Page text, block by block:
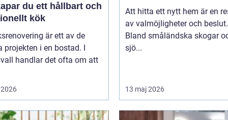
du ett hållbart och
kök
är ett av de
projekten i en bostad. I
handlar det ofta om att
Att hitta ett nytt hem är en
av valmöjligheter och beslut.
Bland småländska skogar
sjö...
13 maj 2026